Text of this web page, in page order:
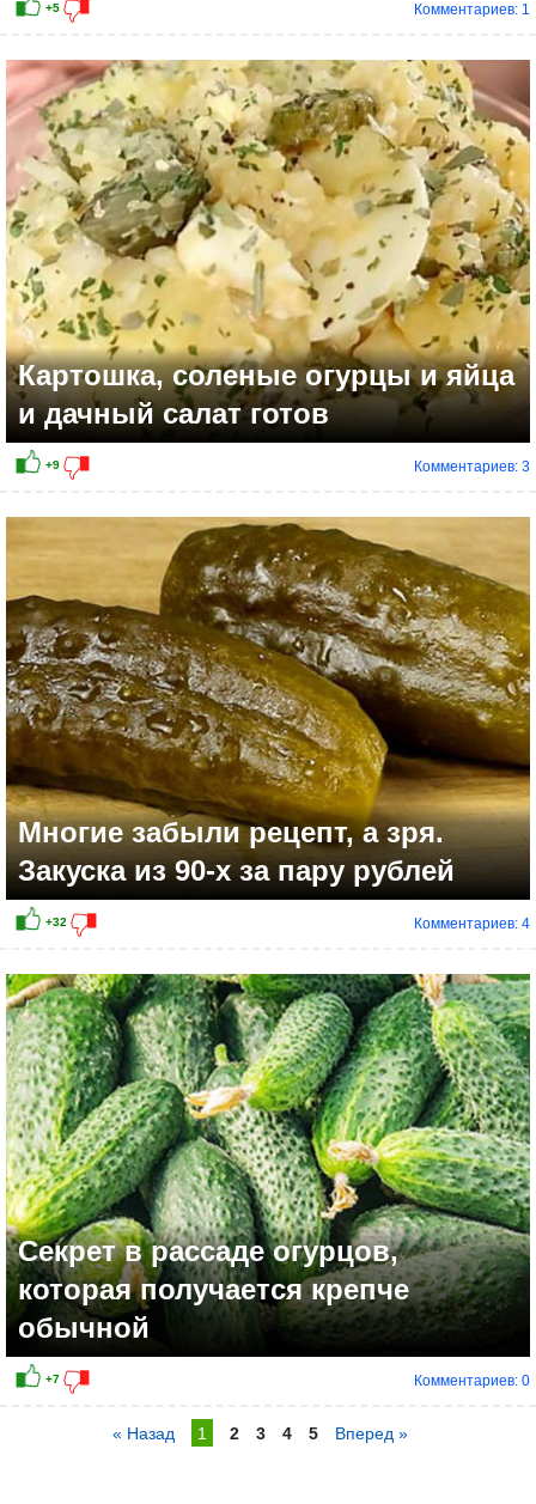
+12
Комментариев: 1
Картошка, соленые огурцы и яйца
и дачный салат готов
Комментариев: 3
Многие забыли рецепт, а зря.
Закуска из 90-х за пару рублей
Комментариев: 4
Секрет в рассаде огурцов,
которая получается крепче
обычной
Комментариев: 0
« Назад 1 2 3 4 5 Вперед »